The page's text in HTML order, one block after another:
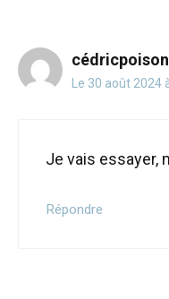
cédricpoison
Le 30 août 2024
Je vais essayer,
Répondre